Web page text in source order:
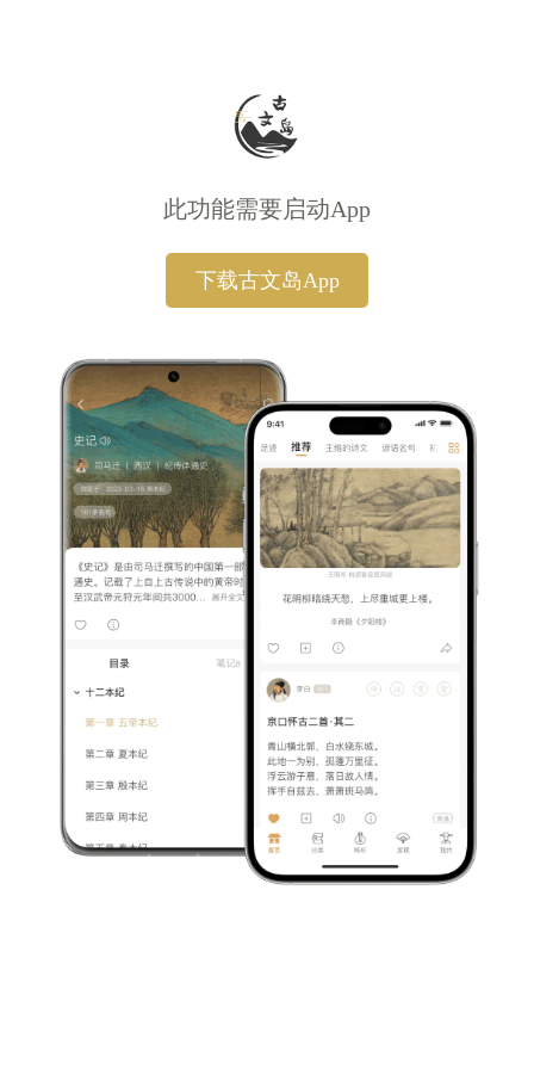
此功能需要启动App
下载古文岛App